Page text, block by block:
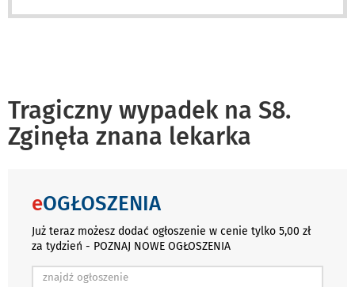
Tragiczny wypadek na S8.
Zginęła znana lekarka
eOGŁOSZENIA
Już teraz możesz dodać ogłoszenie w cenie tylko 5,00 zł
za tydzień - POZNAJ NOWE OGŁOSZENIA